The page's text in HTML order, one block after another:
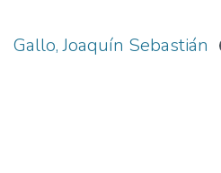
Gallo, Joaquín Sebastián